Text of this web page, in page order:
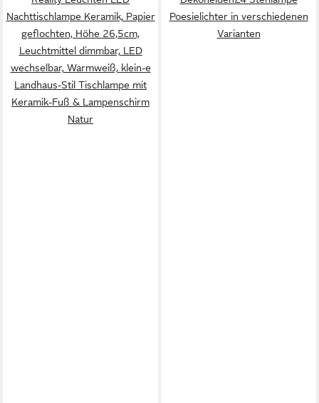
Nachttischlampe Keramik, Papier
geflochten, Höhe 26,5cm,
Leuchtmittel dimmbar, LED
wechselbar, Warmweiß, klein-e
Landhaus-Stil Tischlampe mit
Keramik-Fuß & Lampenschirm
Natur
Poesielichter in verschiedenen
Varianten